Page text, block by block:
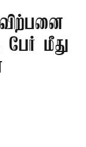
விற்பனை
பேர் மீது